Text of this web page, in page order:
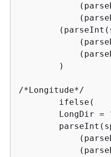
        )
/*Longitude*/
        ifelse(
LongDir =